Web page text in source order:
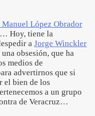
Manuel López Obrador
Hoy, tiene la
a Jorge Winckler
obsesión, que ha
medios de
advertirnos que si
el bien de los
a un grupo
de Veracruz…